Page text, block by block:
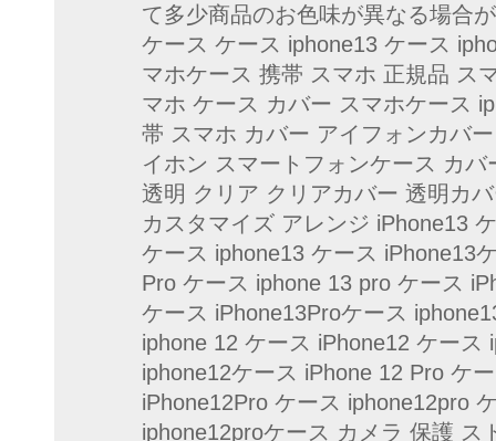
て多少商品のお色味が異なる場合
ケース ケース iphone13 ケース
マホケース 携帯 スマホ 正規品 ス
マホ ケース カバー スマホケース
帯 スマホ カバー アイフォンカバ
イホン スマートフォンケース カ
透明 クリア クリアカバー 透明カ
カスタマイズ アレンジ iPhone13
ケース iphone13 ケース iPhone13
Pro ケース iphone 13 pro ケース
ケース iPhone13Proケース
iphone 12 ケース iPhone12 ケース
iphone12ケース iPhone 12 Pro ケ
iPhone12Pro ケース iphone12pro
iphone12proケース カメラ 保護 ス